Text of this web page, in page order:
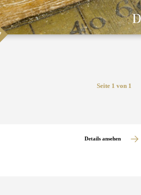
Seite 1 von 1
Details ansehen